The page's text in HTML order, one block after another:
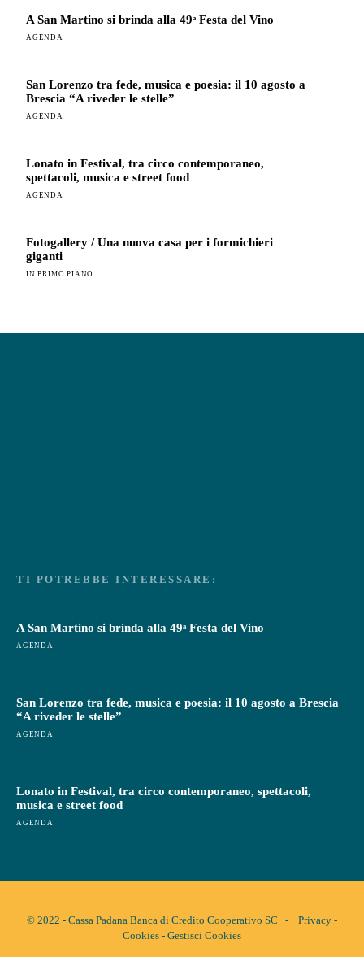
A San Martino si brinda alla 49ᵃ Festa del Vino
AGENDA
San Lorenzo tra fede, musica e poesia: il 10 agosto a
Brescia “A riveder le stelle”
AGENDA
Lonato in Festival, tra circo contemporaneo,
spettacoli, musica e street food
AGENDA
Fotogallery / Una nuova casa per i formichieri
giganti
IN PRIMO PIANO
TI POTREBBE INTERESSARE:
A San Martino si brinda alla 49ᵃ Festa del Vino
AGENDA
San Lorenzo tra fede, musica e poesia: il 10 agosto a Brescia
“A riveder le stelle”
AGENDA
Lonato in Festival, tra circo contemporaneo, spettacoli,
musica e street food
AGENDA
© 2022 - Cassa Padana Banca di Credito Cooperativo SC - Privacy -
Cookies - Gestisci Cookies